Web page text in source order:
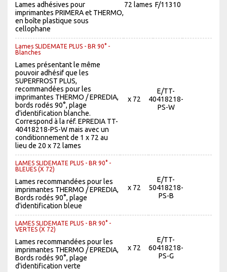
Lames adhésives pour
imprimantes PRIMERA et THERMO,
en boîte plastique sous
cellophane
72 lames F/11310
Lames SLIDEMATE PLUS - BR 90° -
Blanches
Lames présentant le même
pouvoir adhésif que les
SUPERFROST PLUS,
recommandées pour les
imprimantes THERMO / EPREDIA,
bords rodés 90°, plage
d'identification blanche.
Correspond à la réf. EPREDIA TT-
40418218-PS-W mais avec un
conditionnement de 1 x 72 au
lieu de 20 x 72 lames
x 72
E/TT-
40418218-
PS-W
LAMES SLIDEMATE PLUS - BR 90° -
BLEUES (X 72)
Lames recommandées pour les
imprimantes THERMO / EPREDIA,
Bords rodés 90°, plage
d'identification bleue
x 72
E/TT-
50418218-
PS-B
LAMES SLIDEMATE PLUS - BR 90° -
VERTES (X 72)
Lames recommandées pour les
imprimantes THERMO / EPREDIA,
Bords rodés 90°, plage
d'identification verte
x 72
E/TT-
60418218-
PS-G